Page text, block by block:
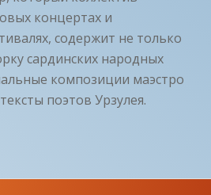
концертах и
содержит не только
сардинских народных
композиции маэстро
поэтов Урзулея.